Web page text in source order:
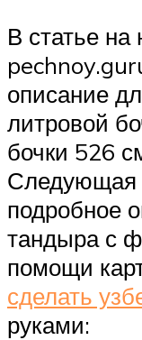
В статье
описание
литровой
бочки 526
Следующая
подробное
тандыра с
помощи
сделать
руками: